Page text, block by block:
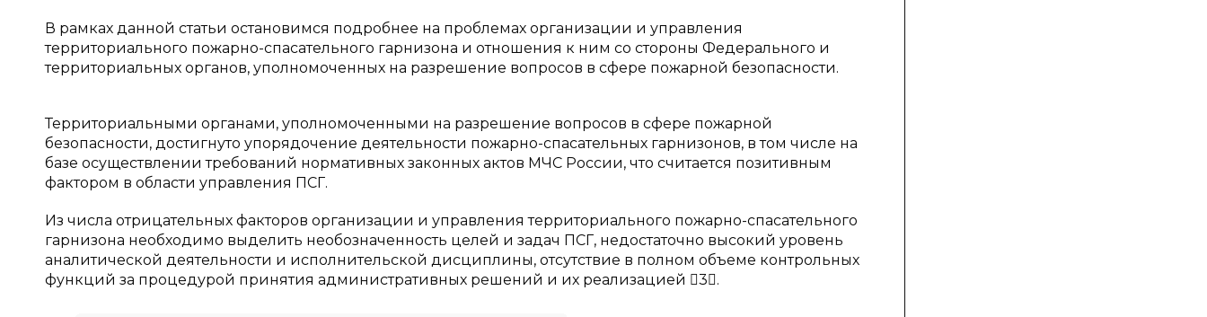
В рамках данной статьи остановимся подробнее на проблемах организации и управления
территориального пожарно-спасательного гарнизона и отношения к ним со стороны Федерального и
территориальных органов, уполномоченных на разрешение вопросов в сфере пожарной безопасности.
Территориальными органами, уполномоченными на разрешение вопросов в сфере пожарной
безопасности, достигнуто упорядочение деятельности пожарно-спасательных гарнизонов, в том числе на
базе осуществлении требований нормативных законных актов МЧС России, что считается позитивным
фактором в области управления ПСГ.
Из числа отрицательных факторов организации и управления территориального пожарно-спасательного
гарнизона необходимо выделить необозначенность целей и задач ПСГ, недостаточно высокий уровень
аналитической деятельности и исполнительской дисциплины, отсутствие в полном объеме контрольных
функций за процедурой принятия административных решений и их реализацией 3.